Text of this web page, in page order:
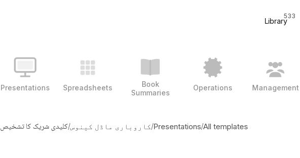
Library
533
Presentations Spreadsheets
Book
Summaries
Operations Management
All templates
/
Presentations
/کاروباری ماڈل کینوس/کلیدی شریک کا تشخیص